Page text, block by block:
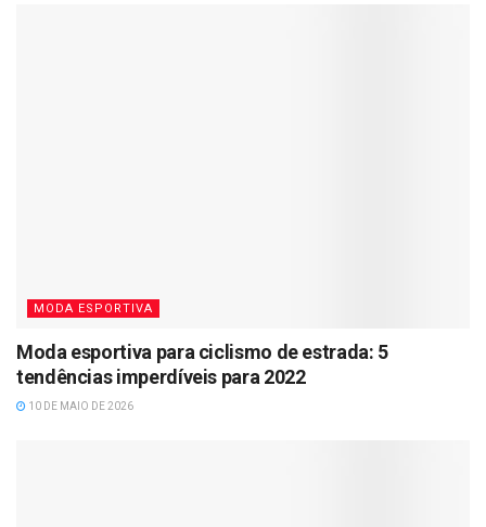
MODA ESPORTIVA
Moda esportiva para ciclismo de estrada: 5
tendências imperdíveis para 2022
10 DE MAIO DE 2026